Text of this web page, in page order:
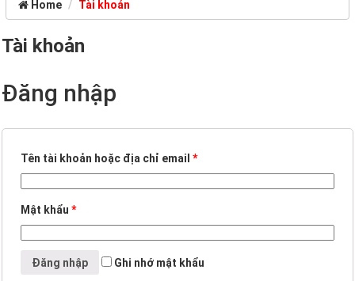
Home Tài khoản
Tài khoản
Đăng nhập
Tên tài khoản hoặc địa chỉ email *
Mật khẩu *
Đăng nhập Ghi nhớ mật khẩu